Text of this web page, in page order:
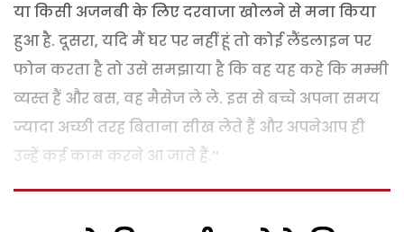
या किसी अजनबी के लिए दरवाजा खोलने से मना किया
हुआ है. दूसरा, यदि मैं घर पर नहीं हूं तो कोई लैंडलाइन पर
फोन करता है तो उसे समझाया है कि वह यह कहे कि मम्मी
व्यस्त हैं और बस, वह मैसेज ले ले. इस से बच्चे अपना समय
ज्यादा अच्छी तरह बिताना सीख लेते हैं और अपनेआप ही
उन्हें कई काम करने आ जाते हैं.’’